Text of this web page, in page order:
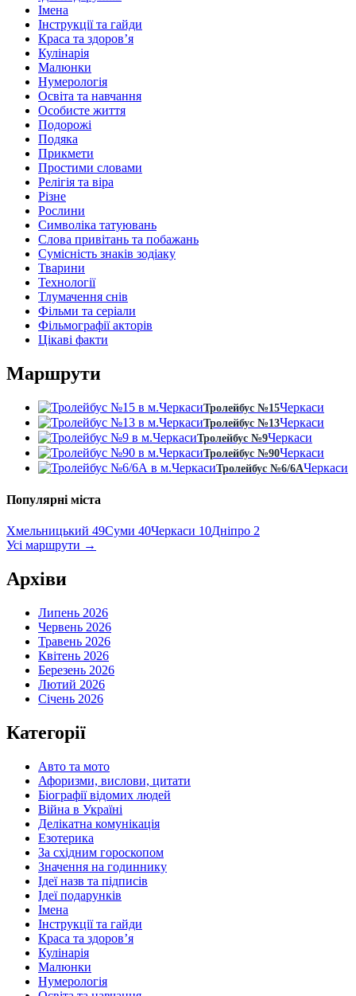
Імена
Інструкції та гайди
Краса та здоровʼя
Кулінарія
Малюнки
Нумерологія
Освіта та навчання
Особисте життя
Подорожі
Подяка
Прикмети
Простими словами
Релігія та віра
Різне
Рослини
Символіка татуювань
Слова привітань та побажань
Сумісність знаків зодіаку
Тварини
Технології
Тлумачення снів
Фільми та серіали
Фільмографії акторів
Цікаві факти
Маршрути
Тролейбус №15Черкаси
Тролейбус №13Черкаси
Тролейбус №9Черкаси
Тролейбус №90Черкаси
Тролейбус №6/6АЧеркаси
Популярні міста
Хмельницький 49Суми 40Черкаси 10Дніпро 2
Усі маршрути →
Архіви
Липень 2026
Червень 2026
Травень 2026
Квітень 2026
Березень 2026
Лютий 2026
Січень 2026
Категорії
Авто та мото
Афоризми, вислови, цитати
Біографії відомих людей
Війна в Україні
Делікатна комунікація
Езотерика
За східним гороскопом
Значення на годиннику
Ідеї назв та підписів
Ідеї подарунків
Імена
Інструкції та гайди
Краса та здоровʼя
Кулінарія
Малюнки
Нумерологія